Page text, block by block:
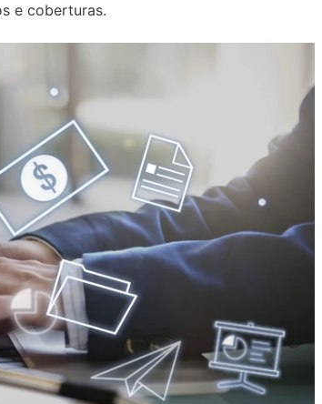
e coberturas.